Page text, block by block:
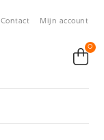
Contact Mijn account
0